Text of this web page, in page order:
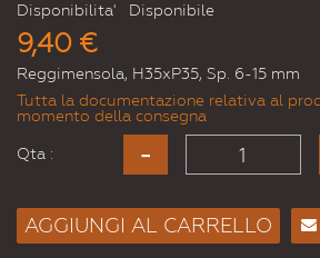
Disponibilita' Disponibile
9,40 €
Reggimensola, H35xP35, Sp. 6-15 mm
Tutta la documentazione relativa al
momento della consegna
Qta :
AGGIUNGI AL CARRELLO